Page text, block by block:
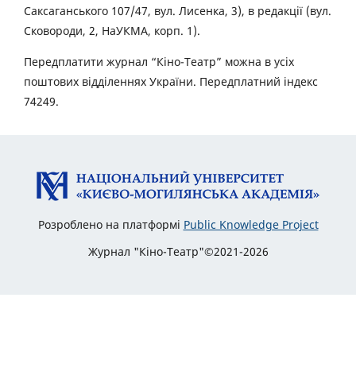
Саксаганського 107/47, вул. Лисенка, 3), в редакції (вул.
Сковороди, 2, НаУКМА, корп. 1).
Передплатити журнал “Кіно-Театр” можна в усіх
поштових відділеннях України. Передплатний індекс
74249.
Розроблено на платформі Public Knowledge Project
Журнал "Кіно-Театр"©2021-2026